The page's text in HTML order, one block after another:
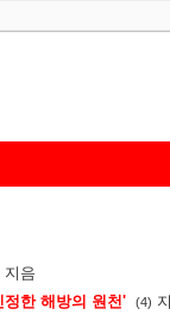
지음
한 해방의 원천' (4)